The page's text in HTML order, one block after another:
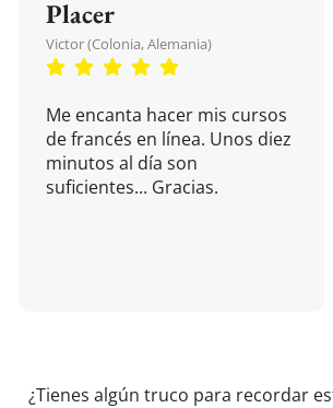
Placer
Victor (Colonia, Alemania)
Me encanta hacer mis cursos
de francés en línea. Unos diez
minutos al día son
suficientes... Gracias.
¿Tienes algún truco para recordar